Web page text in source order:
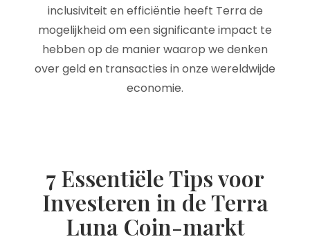
inclusiviteit en efficiëntie heeft Terra de
mogelijkheid om een significante impact te
hebben op de manier waarop we denken
over geld en transacties in onze wereldwijde
economie.
7 Essentiële Tips voor
Investeren in de Terra
Luna Coin-markt